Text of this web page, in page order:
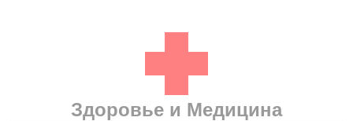
Здоровье и Медицина